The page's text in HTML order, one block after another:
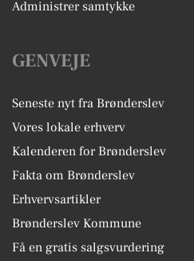
Administrer samtykke
GENVEJE
Seneste nyt fra Brønderslev
Vores lokale erhverv
Kalenderen for Brønderslev
Fakta om Brønderslev
Erhvervsartikler
Brønderslev Kommune
Få en gratis salgsvurdering